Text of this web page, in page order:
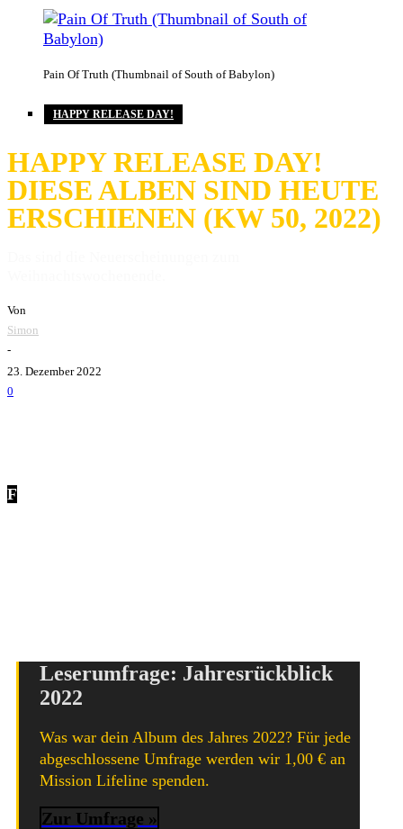
Pain Of Truth (Thumbnail of South of Babylon)
HAPPY RELEASE DAY!
HAPPY RELEASE DAY!
DIESE ALBEN SIND HEUTE
ERSCHIENEN (KW 50, 2022)
Von
Simon
-
23. Dezember 2022
0
F
Leserumfrage: Jahresrückblick
2022
Was war dein Album des Jahres 2022? Für jede
abgeschlossene Umfrage werden wir 1,00 € an
Mission Lifeline spenden.
Zur Umfrage »